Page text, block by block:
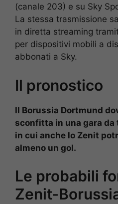
(canale 203) e su Sky
La stessa trasmissione
in diretta streaming
per dispositivi mobili a
abbonati a Sky.
Il pronostico
Il Borussia Dortmund
sconfitta in una gara
in cui anche lo Zenit
almeno un gol.
Le probabili
Zenit-